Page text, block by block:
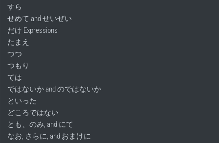
すら
せめて and せいぜい
だけ Expressions
たまえ
つつ
つもり
ては
ではないか and のではないか
といった
どころではない
とも、のみ, and にて
なお, さらに, and おまけに